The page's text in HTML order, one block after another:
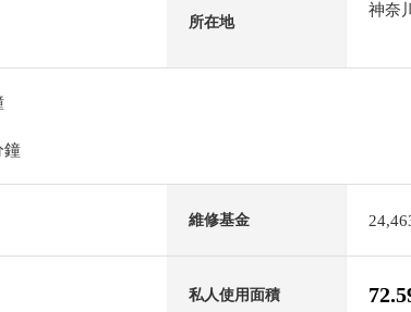
所在地
神奈
鐘
維修基金
私人使用面積